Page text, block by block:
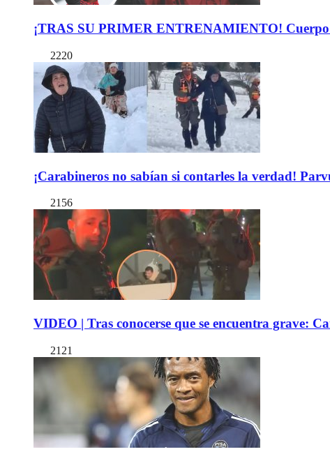
¡TRAS SU PRIMER ENTRENAMIENTO! Cuerpo
2220
¡Carabineros no sabían si contarles la verdad!
2156
VIDEO | Tras conocerse que se encuentra grave:
2121